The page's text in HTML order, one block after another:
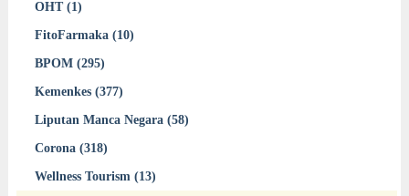
OHT (1)
FitoFarmaka (10)
BPOM (295)
Kemenkes (377)
Liputan Manca Negara (58)
Corona (318)
Wellness Tourism (13)